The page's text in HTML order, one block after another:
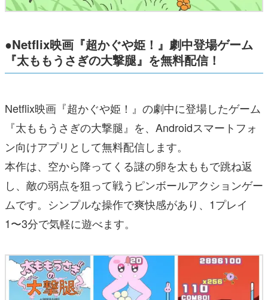
●Netflix映画『超かぐや姫！』劇中登場ゲーム
『太ももうさぎの大撃腿』を無料配信！
Netflix映画『超かぐや姫！』の劇中に登場したゲーム
『太ももうさぎの大撃腿』を、Androidスマートフォ
ン向けアプリとして無料配信します。
本作は、空から降ってくる謎の卵を太ももで跳ね返
し、敵の弱点を狙って戦うピンボールアクションゲー
ムです。シンプルな操作で爽快感があり、1プレイ
1〜3分で気軽に遊べます。